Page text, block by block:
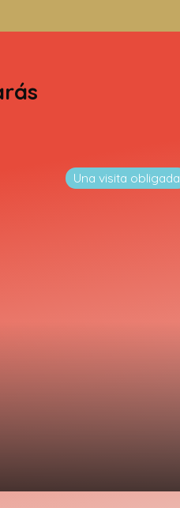
Novedad